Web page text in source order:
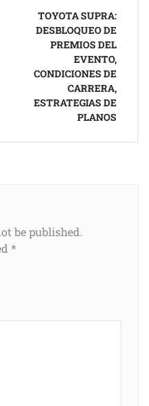
TOYOTA SUPRA:
DESBLOQUEO DE
PREMIOS DEL
EVENTO,
CONDICIONES DE
CARRERA,
ESTRATEGIAS DE
PLANOS
be published.
*